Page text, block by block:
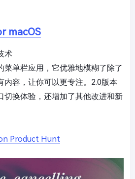
macOS
术
菜单栏应用，它优雅地模糊了除了
内容，让你可以更专注。2.0版本
切换体验，还增加了其他改进和新
Product Hunt